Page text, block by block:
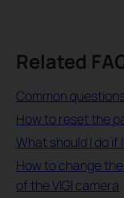
Related
Common
How to reset the
What should I do if
How to change
of the VIGI camera